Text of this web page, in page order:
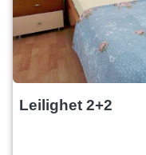
Leilighet 2+2